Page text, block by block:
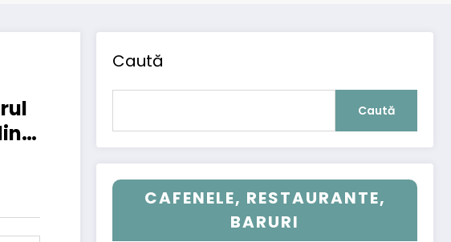
Caută
Caută
CAFENELE, RESTAURANTE,
BARURI